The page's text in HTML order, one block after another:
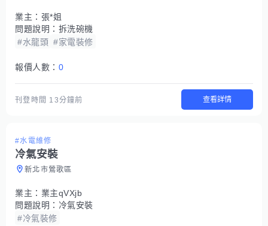
業主： 張*姐
問題說明： 拆洗碗機
#水龍頭 #家電裝修
報價人數： 0
刊登時間 13分鐘前 查看詳情
#水電維修
冷氣安裝
新北市鶯歌區
業主： 業主qVXjb
問題說明： 冷氣安裝
#冷氣裝修